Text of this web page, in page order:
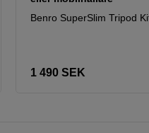
Benro SuperSlim Tripod
1 490 SEK